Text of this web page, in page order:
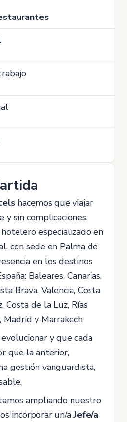
hacemos que viajar
y sin complicaciones.
especializado en
con sede en Palma de
en los destinos
Baleares, Canarias,
Brava, Valencia, Costa
Costa de la Luz, Rías
Madrid y Marrakech
y que cada
que la anterior,
gestión vanguardista,
ampliando nuestro
incorporar un/a Jefe/a